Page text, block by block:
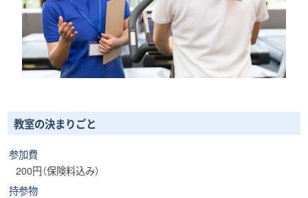
教室の決まりごと
参加費
200円（保険料込み）
持参物